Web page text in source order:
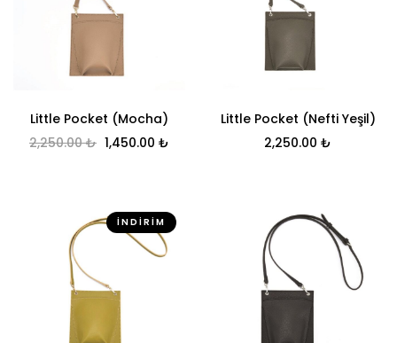
Little Pocket (Mocha)
2,250.00₺ Orijinal fiyat: 2,250.00 ₺.
1,450.00 ₺ Şu andaki fiyat: 1,450.00 ₺.
Little Pocket (Nefti Yeşil)
2,250.00 ₺
İNDIRIM